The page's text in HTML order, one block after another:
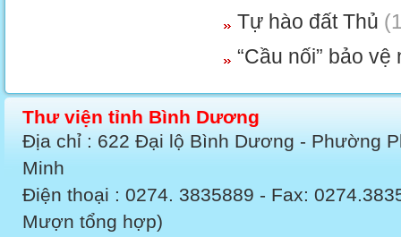
Tự hào đất Thủ
“Cầu nối” bảo
Thư viện tỉnh Bình Dương
Địa chỉ : 622 Đại lộ Bình Dương - Phường
Minh
Điện thoại : 0274. 3835889 - Fax:
Mượn tổng hợp)